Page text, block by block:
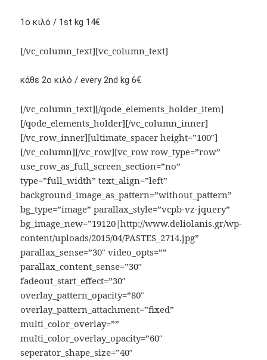
1ο κιλό / 1st kg 14€
[/vc_column_text][vc_column_text]
κάθε 2ο κιλό / every 2nd kg 6€
[/vc_column_text][/qode_elements_holder_item]
[/qode_elements_holder][/vc_column_inner]
[/vc_row_inner][ultimate_spacer height=”100″]
[/vc_column][/vc_row][vc_row row_type=”row”
use_row_as_full_screen_section=”no”
type=”full_width” text_align=”left”
background_image_as_pattern=”without_pattern”
bg_type=”image” parallax_style=”vcpb-vz-jquery”
bg_image_new=”19120|http://www.deliolanis.gr/wp-
content/uploads/2015/04/PASTES_2714.jpg”
parallax_sense=”30″ video_opts=””
parallax_content_sense=”30″
fadeout_start_effect=”30″
overlay_pattern_opacity=”80″
overlay_pattern_attachment=”fixed”
multi_color_overlay=””
multi_color_overlay_opacity=”60″
seperator_shape_size=”40″